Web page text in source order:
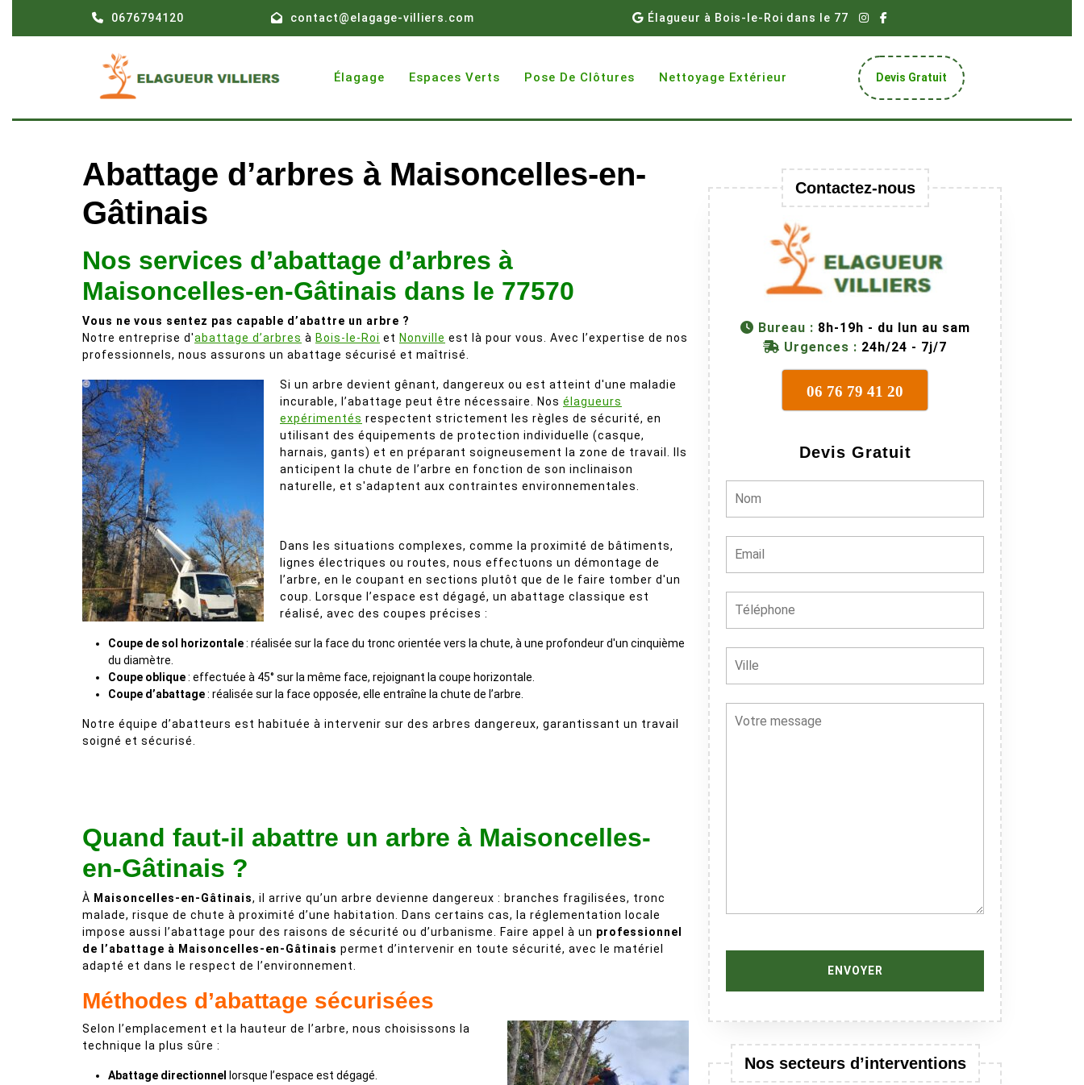
0676794120 contact@elagage-villiers.com Élagueur à Bois-le-Roi dans le 77
Élagage Espaces Verts Pose De Clôtures Nettoyage Extérieur Devis Gratuit Get
A
Abattage d’arbres à Maisoncelles-en-
Gâtinais
Nos services d’abattage d’arbres à
Maisoncelles-en-Gâtinais dans le 77570
Vous ne vous sentez pas capable d’abattre un arbre ?
Notre entreprise d'abattage d’arbres à Bois-le-Roi et Nonville est là pour vous. Avec l’expertise de nos
professionnels, nous assurons un abattage sécurisé et maîtrisé.
Si un arbre devient gênant, dangereux ou est atteint d'une maladie
incurable, l’abattage peut être nécessaire. Nos élagueurs
expérimentés respectent strictement les règles de sécurité, en
utilisant des équipements de protection individuelle (casque,
harnais, gants) et en préparant soigneusement la zone de travail. Ils
anticipent la chute de l’arbre en fonction de son inclinaison
naturelle, et s'adaptent aux contraintes environnementales.
Dans les situations complexes, comme la proximité de bâtiments,
lignes électriques ou routes, nous effectuons un démontage de
l’arbre, en le coupant en sections plutôt que de le faire tomber d'un
coup. Lorsque l’espace est dégagé, un abattage classique est
réalisé, avec des coupes précises :
Coupe de sol horizontale: réalisée sur la face du tronc orientée vers la chute, à une profondeur d'un cinquième
du diamètre.
Coupe oblique: effectuée à 45° sur la même face, rejoignant la coupe horizontale.
Coupe d’abattage: réalisée sur la face opposée, elle entraîne la chute de l’arbre.
Notre équipe d’abatteurs est habituée à intervenir sur des arbres dangereux, garantissant un travail
soigné et sécurisé.
Quand faut-il abattre un arbre à Maisoncelles-
en-Gâtinais ?
À Maisoncelles-en-Gâtinais, il arrive qu’un arbre devienne dangereux : branches fragilisées, tronc
malade, risque de chute à proximité d’une habitation. Dans certains cas, la réglementation locale
impose aussi l’abattage pour des raisons de sécurité ou d’urbanisme. Faire appel à un professionnel
de l’abattage à Maisoncelles-en-Gâtinais permet d’intervenir en toute sécurité, avec le matériel
adapté et dans le respect de l’environnement.
Méthodes d’abattage sécurisées
Selon l’emplacement et la hauteur de l’arbre, nous choisissons la
technique la plus sûre :
Abattage directionnel
lorsque l’espace est dégagé.
Contactez-nous
Bureau : 8h-19h - du lun au sam
Urgences : 24h/24 - 7j/7
06 76 79 41 20
Devis Gratuit
Nos secteurs d’interventions